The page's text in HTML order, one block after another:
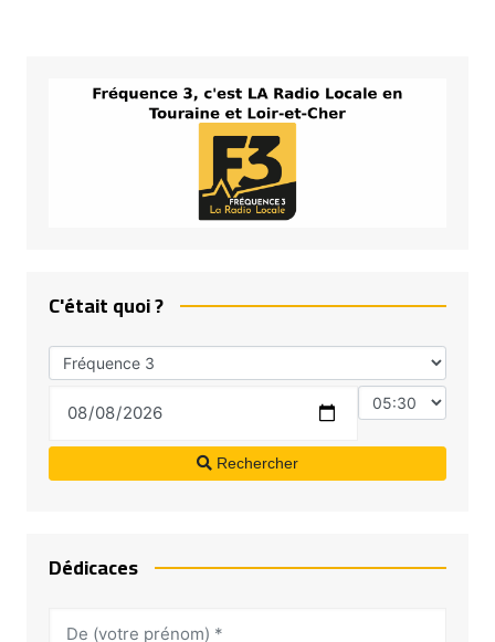
C'était quoi ?
Rechercher
Dédicaces